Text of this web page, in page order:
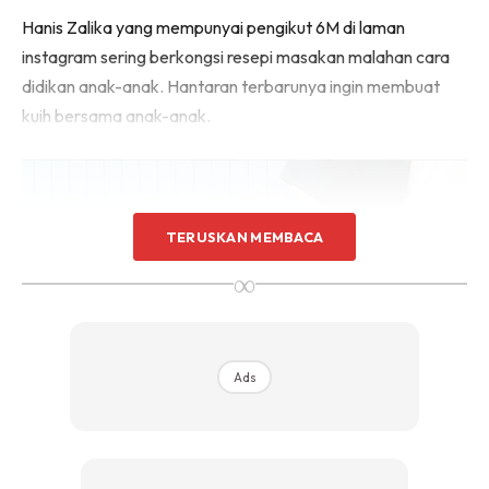
Hanis Zalika yang mempunyai pengikut 6M di laman
instagram sering berkongsi resepi masakan malahan cara
didikan anak-anak. Hantaran terbarunya ingin membuat
kuih bersama anak-anak.
TERUSKAN MEMBACA
∞
Ads